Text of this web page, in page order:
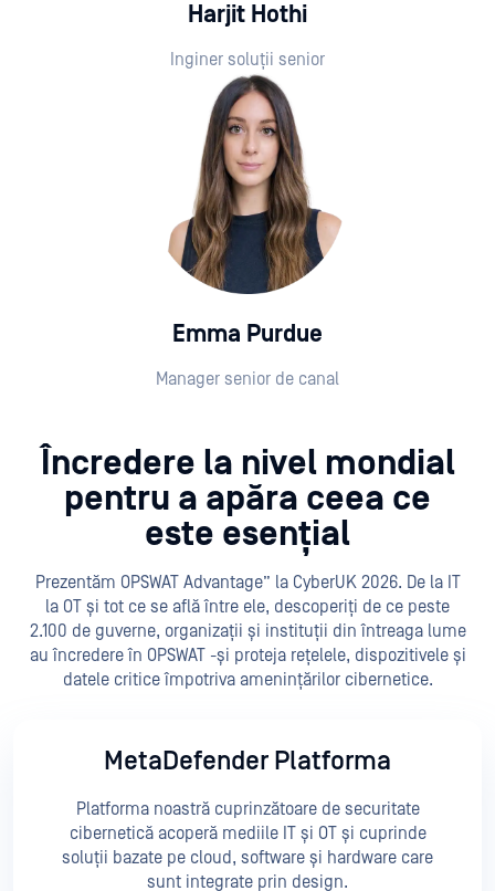
Harjit Hothi
Inginer soluții senior
Emma Purdue
Manager senior de canal
Încredere la nivel mondial
pentru a apăra ceea ce
este esențial
Prezentăm OPSWAT Advantage” la CyberUK 2026. De la IT
la OT și tot ce se află între ele, descoperiți de ce peste
2.100 de guverne, organizații și instituții din întreaga lume
au încredere în OPSWAT -și proteja rețelele, dispozitivele și
datele critice împotriva amenințărilor cibernetice.
MetaDefender Platforma
Platforma noastră cuprinzătoare de securitate
cibernetică acoperă mediile IT și OT și cuprinde
soluții bazate pe cloud, software și hardware care
sunt integrate prin design.